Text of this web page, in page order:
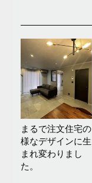
まるで注文住宅の
様なデザインに生
まれ変わりまし
た。